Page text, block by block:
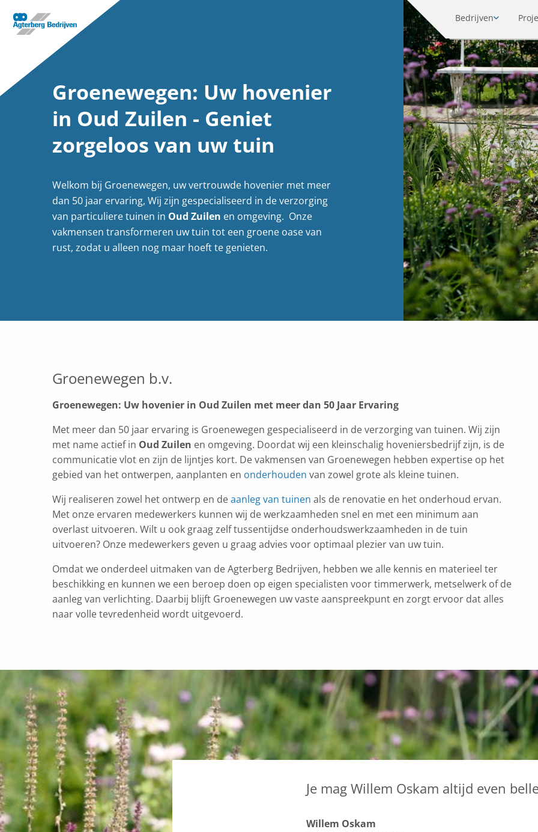
Bedrijven
Groenewegen: Uw hovenier
in Oud Zuilen - Geniet
zorgeloos van uw tuin
Welkom bij Groenewegen, uw vertrouwde hovenier met meer
dan 50 jaar ervaring, Wij zijn gespecialiseerd in de verzorging
van particuliere tuinen in Oud Zuilen en omgeving. Onze
vakmensen transformeren uw tuin tot een groene oase van
rust, zodat u alleen nog maar hoeft te genieten.
Groenewegen b.v.
Groenewegen: Uw hovenier in Oud Zuilen met meer dan 50 Jaar Ervaring
Met meer dan 50 jaar ervaring is Groenewegen gespecialiseerd in de verzorging van tuinen. Wij zijn
met name actief in Oud Zuilen en omgeving. Doordat wij een kleinschalig hoveniersbedrijf zijn, is de
communicatie vlot en zijn de lijntjes kort. De vakmensen van Groenewegen hebben expertise op het
gebied van het ontwerpen, aanplanten en onderhouden van zowel grote als kleine tuinen.
Wij realiseren zowel het ontwerp en deaanleg van tuinen als de renovatie en het onderhoud ervan.
Met onze ervaren medewerkers kunnen wij de werkzaamheden snel en met een minimum aan
overlast uitvoeren. Wilt u ook graag zelf tussentijdse onderhoudswerkzaamheden in de tuin
uitvoeren? Onze medewerkers geven u graag advies voor optimaal plezier van uw tuin.
Omdat we onderdeel uitmaken van de Agterberg Bedrijven, hebben we alle kennis en materieel ter
beschikking en kunnen we een beroep doen op eigen specialisten voor timmerwerk, metselwerk of de
aanleg van verlichting. Daarbij blijft Groenewegen uw vaste aanspreekpunt en zorgt ervoor dat alles
naar volle tevredenheid wordt uitgevoerd.
Je mag Willem Oskam altijd even
Willem Oskam